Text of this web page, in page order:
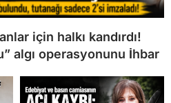
için halkı kandırdı!
algı operasyonunu İhbar